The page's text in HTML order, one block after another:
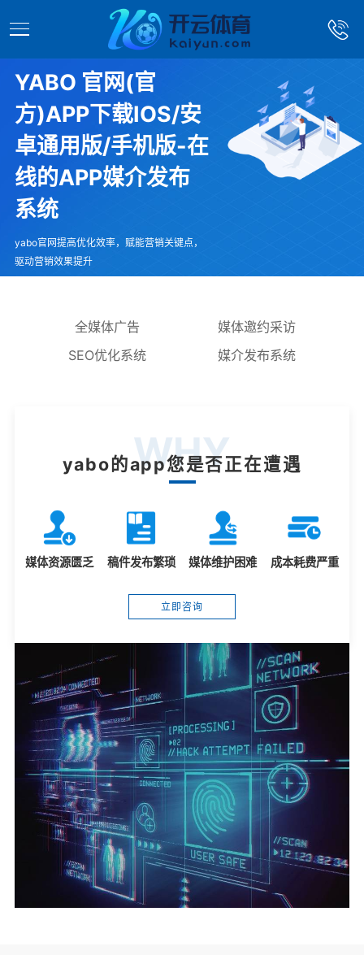
YABO 官网(官
方)APP下载IOS/安
卓通用版/手机版-在
线的APP媒介发布
系统
yabo官网提高优化效率，赋能营销关键点，
驱动营销效果提升
全媒体广告
媒体邀约采访
SEO优化系统
媒介发布系统
WHY
yabo的app您是否正在遭遇
媒体资源匮乏 稿件发布繁琐 媒体维护困难 成本耗费严重
立即咨询